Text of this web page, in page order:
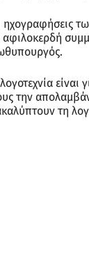
ηχογραφήσεις
αφιλοκερδή
είναι
την
τη